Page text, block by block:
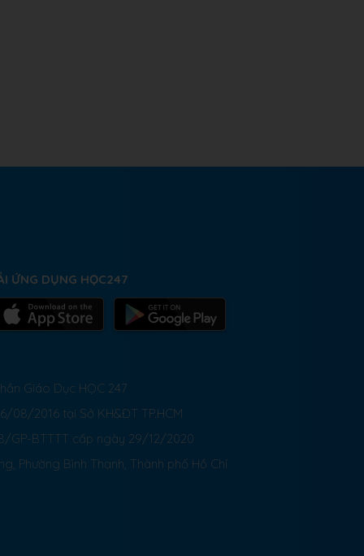
ỨNG DỤNG HỌC247
Giáo Dục HỌC 247
08/2016 tại Sở KH&ĐT TP.HCM
GP-BTTTT cấp ngày 29/12/2020
Phường Bình Thạnh, Thành phố Hồ Chí